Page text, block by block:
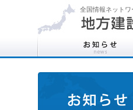
全国情報ネット